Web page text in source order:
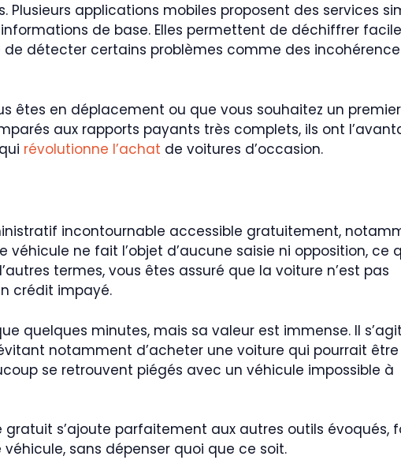
Plusieurs applications mobiles proposent des services
de base. Elles permettent de déchiffrer
détecter certains problèmes comme des
êtes en déplacement ou que vous souhaitez un
aux rapports payants très complets, ils ont
révolutionne l’achat de voitures d’occasion.
incontournable accessible gratuitement,
ne fait l’objet d’aucune saisie ni opposition, ce
termes, vous êtes assuré que la voiture n’est pas
crédit impayé.
quelques minutes, mais sa valeur est immense. Il
notamment d’acheter une voiture qui pourrait
se retrouvent piégés avec un véhicule impossible à
s’ajoute parfaitement aux autres outils évoqués,
sans dépenser quoi que ce soit.